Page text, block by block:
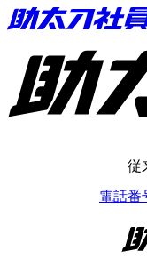
助太刀ID
従
電話番